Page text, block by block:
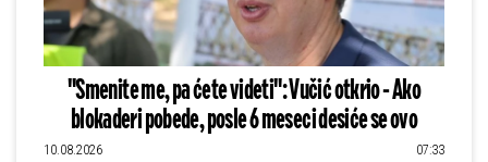
"Smenite me, pa ćete videti": Vučić otkrio - Ako
blokaderi pobede, posle 6 meseci desiće se ovo
10.08.2026 07:33